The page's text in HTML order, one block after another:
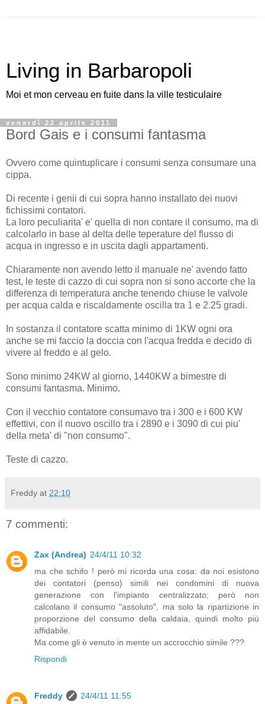
Living in Barbaropoli
Moi et mon cerveau en fuite dans la ville testiculaire
venerdì 22 aprile 2011
Bord Gais e i consumi fantasma
Ovvero come quintuplicare i consumi senza consumare una
cippa.
Di recente i genii di cui sopra hanno installato dei nuovi
fichissimi contatori.
La loro peculiarita' e' quella di non contare il consumo, ma di
calcolarlo in base al delta delle teperature del flusso di
acqua in ingresso e in uscita dagli appartamenti.
Chiaramente non avendo letto il manuale ne' avendo fatto
test, le teste di cazzo di cui sopra non si sono accorte che la
differenza di temperatura anche tenendo chiuse le valvole
per acqua calda e riscaldamente oscilla tra 1 e 2.25 gradi.
In sostanza il contatore scatta minimo di 1KW ogni ora
anche se mi faccio la doccia con l'acqua fredda e decido di
vivere al freddo e al gelo.
Sono minimo 24KW al giorno, 1440KW a bimestre di
consumi fantasma. Minimo.
Con il vecchio contatore consumavo tra i 300 e i 600 KW
effettivi, con il nuovo oscillo tra i 2890 e i 3090 di cui piu'
della meta' di "non consumo".
Teste di cazzo.
Freddy at 22:10
7 commenti:
Zax (Andrea) 24/4/11 10:32
ma che schifo ! però mi ricorda una cosa: da noi esistono
dei contatori (penso) simili nei condomini di nuova
generazione con l'impianto centralizzato; però non
calcolano il consumo "assoluto", ma solo la ripartizione in
proporzione del consumo della caldaia, quindi molto più
affidabile.
Ma come gli è venuto in mente un accrocchio simile ???
Rispondi
Freddy
24/4/11 11:55